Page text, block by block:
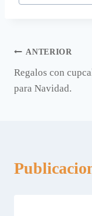
Navegación
de
ANTERIOR
Regalos con
para Navidad.